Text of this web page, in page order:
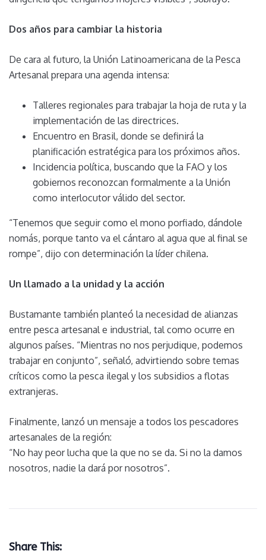
Dos años para cambiar la historia
De cara al futuro, la Unión Latinoamericana de la Pesca
Artesanal prepara una agenda intensa:
Talleres regionales para trabajar la hoja de ruta y la
implementación de las directrices.
Encuentro en Brasil, donde se definirá la
planificación estratégica para los próximos años.
Incidencia política, buscando que la FAO y los
gobiernos reconozcan formalmente a la Unión
como interlocutor válido del sector.
“Tenemos que seguir como el mono porfiado, dándole
nomás, porque tanto va el cántaro al agua que al final se
rompe”, dijo con determinación la líder chilena.
Un llamado a la unidad y la acción
Bustamante también planteó la necesidad de alianzas
entre pesca artesanal e industrial, tal como ocurre en
algunos países. “Mientras no nos perjudique, podemos
trabajar en conjunto”, señaló, advirtiendo sobre temas
críticos como la pesca ilegal y los subsidios a flotas
extranjeras.
Finalmente, lanzó un mensaje a todos los pescadores
artesanales de la región:
“No hay peor lucha que la que no se da. Si no la damos
nosotros, nadie la dará por nosotros”.
Share This: